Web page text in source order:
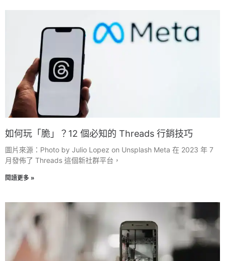
如何玩「脆」？12 個必知的 Threads 行銷技巧
圖片來源：Photo by Julio Lopez on Unsplash Meta 在 2023 年 7
月發佈了 Threads 這個新社群平台，
閱讀更多 »